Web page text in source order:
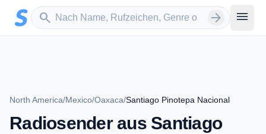
Zum Hauptinhalt springen
search
Sender suchen arrow_forward menu
North America/Mexico/Oaxaca/Santiago Pinotepa Nacional
Radiosender aus Santiago